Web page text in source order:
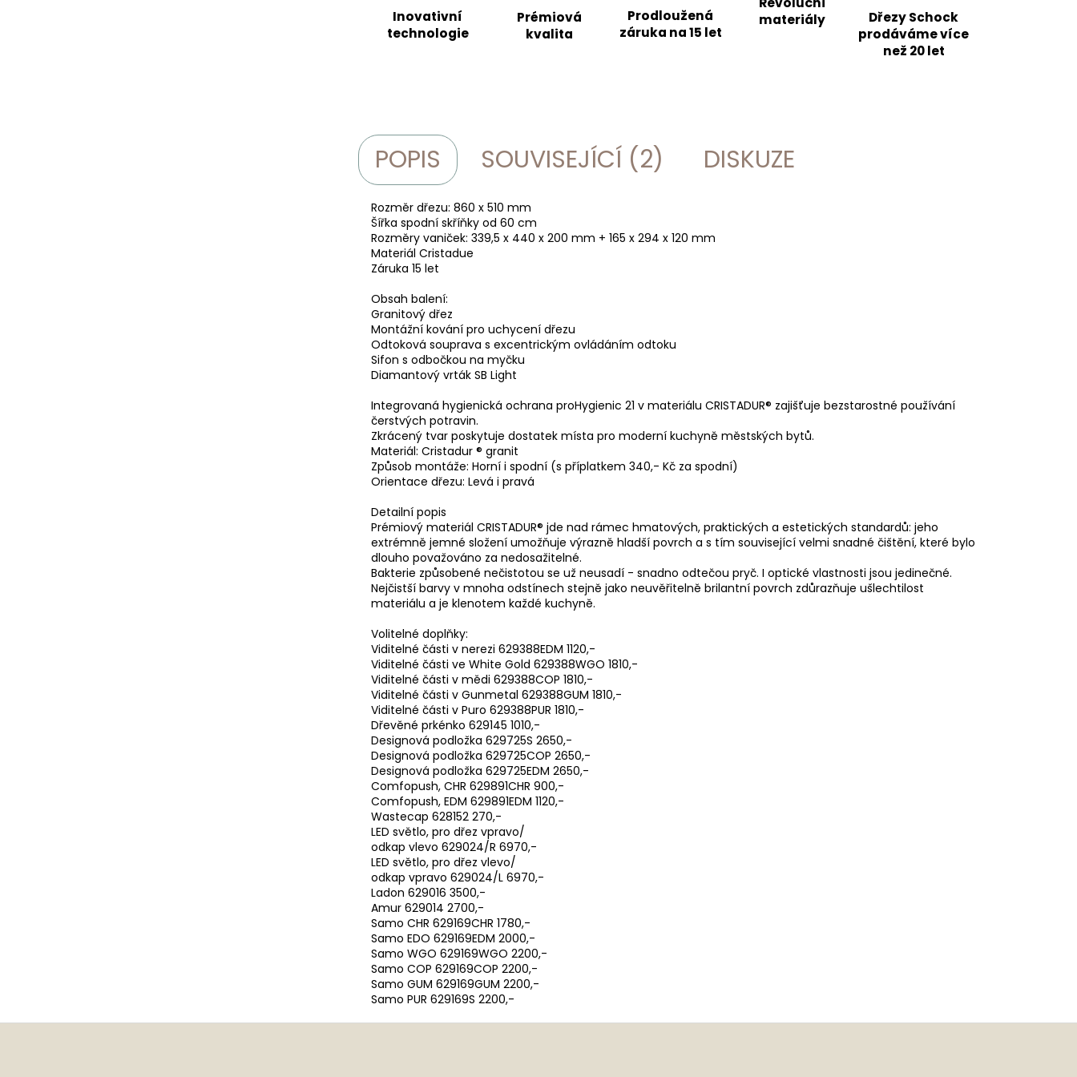
Inovativní
technologie
Prémiová
kvalita
Prodloužená
záruka na 15 let
materiály
Dřezy Schock
prodáváme více
než 20 let
POPIS SOUVISEJÍCÍ (2) DISKUZE
Rozměr dřezu: 860 x 510 mm
Šířka spodní skříňky od 60 cm
Rozměry vaniček: 339,5 x 440 x 200 mm + 165 x 294 x 120 mm
Materiál Cristadue
Záruka 15 let
Obsah balení:
Granitový dřez
Montážní kování pro uchycení dřezu
Odtoková souprava s excentrickým ovládáním odtoku
Sifon s odbočkou na myčku
Diamantový vrták SB Light
Integrovaná hygienická ochrana proHygienic 21 v materiálu CRISTADUR® zajišťuje bezstarostné používání
čerstvých potravin.
Zkrácený tvar poskytuje dostatek místa pro moderní kuchyně městských bytů.
Materiál: Cristadur ® granit
Způsob montáže: Horní i spodní (s příplatkem 340,- Kč za spodní)
Orientace dřezu: Levá i pravá
Detailní popis
Prémiový materiál CRISTADUR® jde nad rámec hmatových, praktických a estetických standardů: jeho
extrémně jemné složení umožňuje výrazně hladší povrch a s tím související velmi snadné čištění, které bylo
dlouho považováno za nedosažitelné.
Bakterie způsobené nečistotou se už neusadí - snadno odtečou pryč. I optické vlastnosti jsou jedinečné.
Nejčistší barvy v mnoha odstínech stejně jako neuvěřitelně brilantní povrch zdůrazňuje ušlechtilost
materiálu a je klenotem každé kuchyně.
Volitelné doplňky:
Viditelné části v nerezi 629388EDM 1120,-
Viditelné části ve White Gold 629388WGO 1810,-
Viditelné části v mědi 629388COP 1810,-
Viditelné části v Gunmetal 629388GUM 1810,-
Viditelné části v Puro 629388PUR 1810,-
Dřevěné prkénko 629145 1010,-
Designová podložka 629725S 2650,-
Designová podložka 629725COP 2650,-
Designová podložka 629725EDM 2650,-
Comfopush, CHR 629891CHR 900,-
Comfopush, EDM 629891EDM 1120,-
Wastecap 628152 270,-
LED světlo, pro dřez vpravo/
odkap vlevo 629024/R 6970,-
LED světlo, pro dřez vlevo/
odkap vpravo 629024/L 6970,-
Ladon 629016 3500,-
Amur 629014 2700,-
Samo CHR 629169CHR 1780,-
Samo EDO 629169EDM 2000,-
Samo WGO 629169WGO 2200,-
Samo COP 629169COP 2200,-
Samo GUM 629169GUM 2200,-
Samo PUR 629169S 2200,-